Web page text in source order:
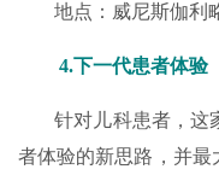
地点：威尼斯伽利
4.下一代患者体验
针对儿科患者，这
者体验的新思路，并最